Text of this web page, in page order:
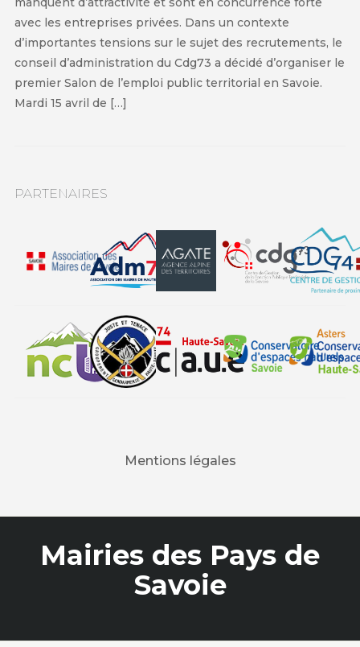
avec les entreprises privées. Dans un contexte
d’importantes tensions sur le sujet des recrutements, le
conseil d’administration du Cdg73 a décidé d’organiser le
premier Salon de l’emploi public territorial en Savoie.
Mardi 15 avril de […]
PARTENAIRES
Mentions légales
Mairies des Pays de
Savoie